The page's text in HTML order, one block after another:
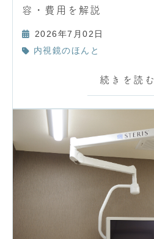
容・費用を解説
2026年7月02日
内視鏡のほんと
続きを読む